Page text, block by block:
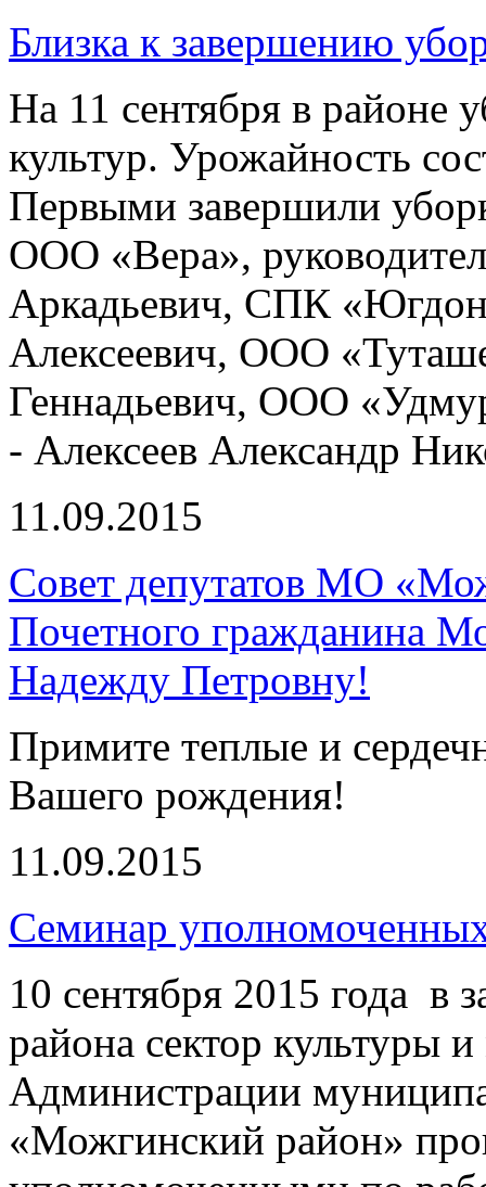
Близка к завершению
На 11 сентября в районе
культур. Урожайность
Первыми завершили
ООО «Вера»,
Аркадьевич, СПК
Алексеевич, ООО
Геннадьевич, ООО
- Алексеев Александр
11.09.2015
Совет депутатов МО
Почетного гражданина
Надежду Петровну!
Примите теплые и
Вашего рождения!
11.09.2015
Семинар
10 сентября 2015 года в
района сектор культуры
Администрации
«Можгинский район»